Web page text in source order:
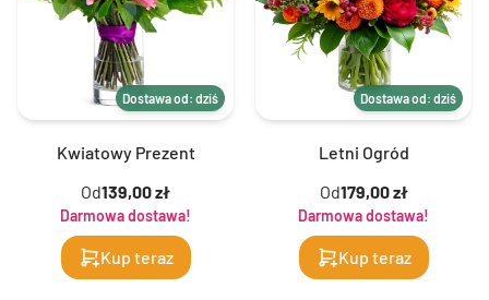
Dostawa od: dziś
Kwiatowy Prezent
Od139,00 zł
Darmowa dostawa!
Kup teraz
Dostawa od: dziś
Letni Ogród
Od179,00 zł
Darmowa dostawa!
Kup teraz